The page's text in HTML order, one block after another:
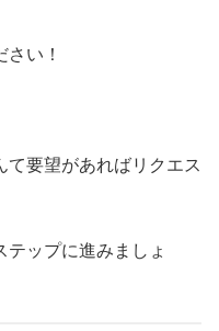
さい！
て要望があればリクエス
ップに進みましょ